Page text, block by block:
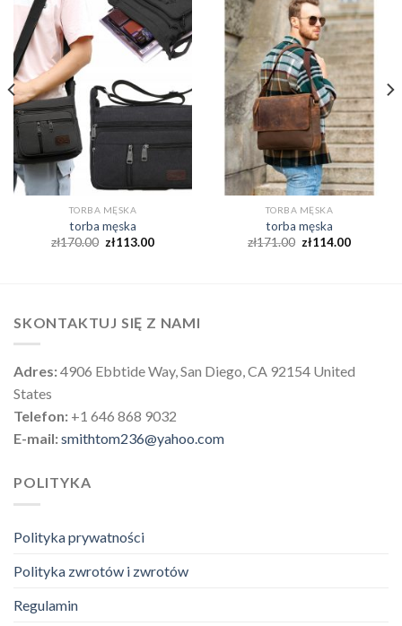
TORBA MĘSKA
torba męska
zł170.00 zł113.00
TORBA MĘSKA
torba męska
zł171.00 zł114.00
SKONTAKTUJ SIĘ Z NAMI
Adres:4906 Ebbtide Way, San Diego, CA 92154 United
States
Telefon: +1 646 868 9032
E-mail:smithtom236@yahoo.com
POLITYKA
Polityka prywatności
Polityka zwrotów i zwrotów
Regulamin